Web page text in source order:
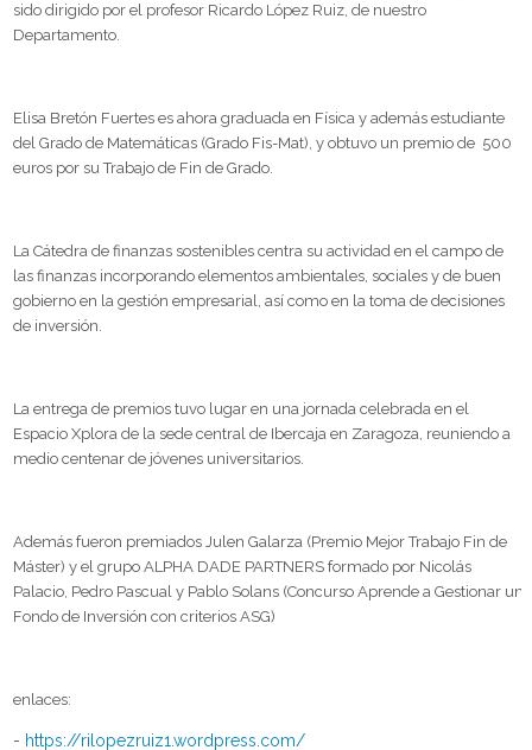
sido dirigido por el profesor Ricardo López Ruiz, de nuestro
Departamento.
Elisa Bretón Fuertes es ahora graduada en Física y además estudiante
del Grado de Matemáticas (Grado Fis-Mat), y obtuvo un premio de 500
euros por su Trabajo de Fin de Grado.
La Cátedra de finanzas sostenibles centra su actividad en el campo de
las finanzas incorporando elementos ambientales, sociales y de buen
gobierno en la gestión empresarial, así como en la toma de decisiones
de inversión.
La entrega de premios tuvo lugar en una jornada celebrada en el
Espacio Xplora de la sede central de Ibercaja en Zaragoza, reuniendo a
medio centenar de jóvenes universitarios.
Además fueron premiados Julen Galarza (Premio Mejor Trabajo Fin de
Máster) y el grupo ALPHA DADE PARTNERS formado por Nicolás
Palacio, Pedro Pascual y Pablo Solans (Concurso Aprende a Gestionar un
Fondo de Inversión con criterios ASG)
enlaces:
- https://rilopezruiz1.wordpress.com/